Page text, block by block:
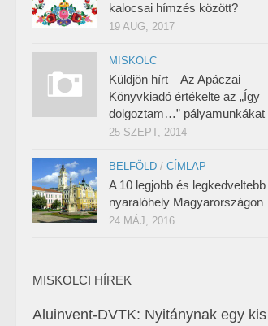
kalocsai hímzés között?
19 AUG, 2017
MISKOLC
Küldjön hírt – Az Apáczai
Könyvkiadó értékelte az „Így
dolgoztam…” pályamunkákat
25 SZEPT, 2014
BELFÖLD / CÍMLAP
A 10 legjobb és legkedveltebb
nyaralóhely Magyarországon
24 MÁJ, 2016
MISKOLCI HÍREK
Aluinvent-DVTK: Nyitánynak egy kis